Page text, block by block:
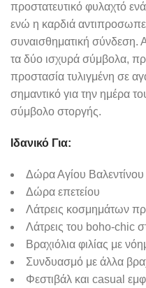
προστατευτικό φυλαχτό
ενώ η καρδιά
συναισθηματική σύνδεση.
τα δύο ισχυρά σύμβολα,
προστασία τυλιγμένη σε
σημαντικό για την ημέρα
σύμβολο στοργής.
Ιδανικό Για:
Δώρα Αγίου Βαλεντίνου
Δώρα επετείου
Λάτρεις κοσμημάτων
Λάτρεις του boho-chic
Βραχιόλια φιλίας με
Συνδυασμό με άλλα
Φεστιβάλ και casual